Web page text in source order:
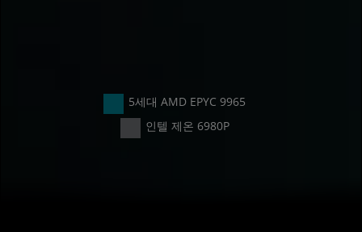
5세대 AMD EPYC 9965
인텔 제온 6980P